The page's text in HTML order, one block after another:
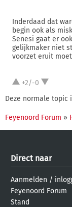
Inderdaad dat
begin ook als
Senesi gaat er
gelijkmaker niet
voorzet eruit
+2/-0
Deze normale topic
Feyenoord Forum »
Direct naar
Aanmelden /
Feyenoord Forum
Stand